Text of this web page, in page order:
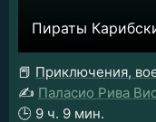
Пираты
📕 Приключения,
✍️ Паласио Рива
🕒 9 ч. 9 мин.